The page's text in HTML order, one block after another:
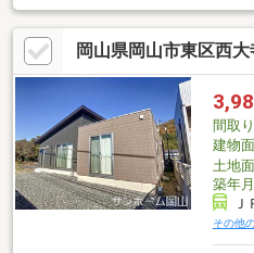
術力とデザイン力で失敗しないリ
ノベ・リフォームで蘇らせます。
を一緒にローンで組む提案も可能
ムの完成予想図を立体的に表現。
ーションなど、お気軽にご相談く
250-9005】または資料請求・来場
岡山県岡山市東区西
間取り
建物
土地
築年月
その他